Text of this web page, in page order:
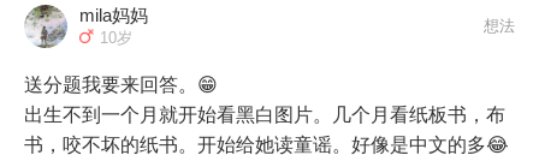
都有涉猎mila妈妈
10岁
想法
送分题我要来回答。😁
出生不到一个月就开始看黑白图片。几个月看纸板书，布
书，咬不坏的纸书。开始给她读童谣。好像是中文的多😂